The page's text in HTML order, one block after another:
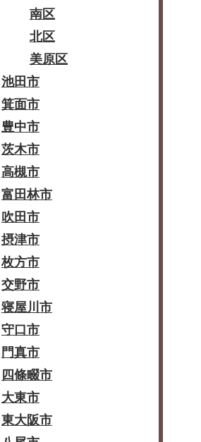
南区
北区
美原区
池田市
箕面市
豊中市
茨木市
高槻市
富田林市
吹田市
摂津市
枚方市
交野市
寝屋川市
守口市
門真市
四條畷市
大東市
東大阪市